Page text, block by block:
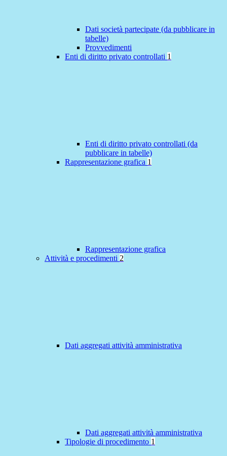
Dati società partecipate (da pubblicare in
tabelle)
Provvedimenti
Enti di diritto privato controllati 1
Enti di diritto privato controllati (da
pubblicare in tabelle)
Rappresentazione grafica 1
Rappresentazione grafica
Attività e procedimenti 2
Dati aggregati attività amministrativa
Dati aggregati attività amministrativa
Tipologie di procedimento 1